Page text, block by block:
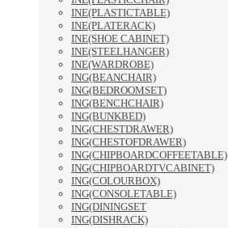
INE(PLASTICTABLE)
INE(PLATERACK)
INE(SHOE CABINET)
INE(STEELHANGER)
INE(WARDROBE)
ING(BEANCHAIR)
ING(BEDROOMSET)
ING(BENCHCHAIR)
ING(BUNKBED)
ING(CHESTDRAWER)
ING(CHESTOFDRAWER)
ING(CHIPBOARDCOFFEETABLE)
ING(CHIPBOARDTVCABINET)
ING(COLOURBOX)
ING(CONSOLETABLE)
ING(DININGSET
ING(DISHRACK)